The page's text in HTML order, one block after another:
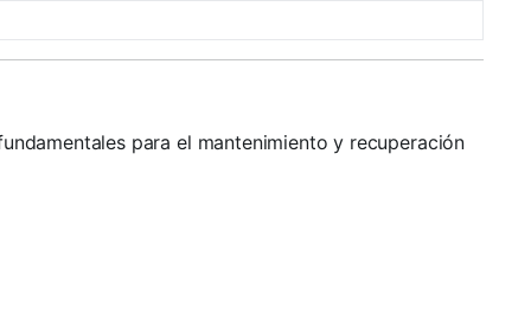
para el mantenimiento y recuperación